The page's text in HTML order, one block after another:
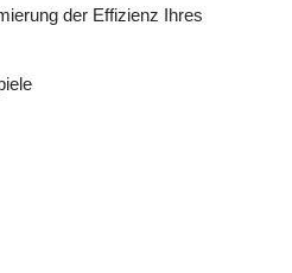
der Effizienz Ihres